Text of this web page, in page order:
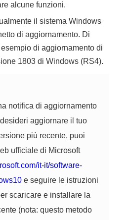
alcune funzioni.
il sistema Windows
di aggiornamento. Di
di aggiornamento di
1803 di Windows (RS4).
notifica di aggiornamento
aggiornare il tuo
più recente, puoi
ufficiale di Microsoft
it-it/software-
e seguire le istruzioni
scaricare e installare la
(nota: questo metodo